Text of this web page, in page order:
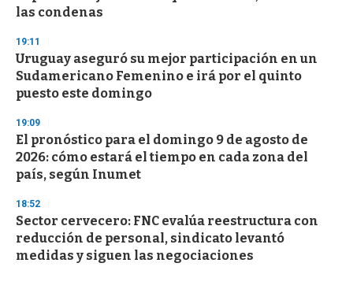
las condenas
19:11
Uruguay aseguró su mejor participación en un
Sudamericano Femenino e irá por el quinto
puesto este domingo
19:09
El pronóstico para el domingo 9 de agosto de
2026: cómo estará el tiempo en cada zona del
país, según Inumet
18:52
Sector cervecero: FNC evalúa reestructura con
reducción de personal, sindicato levantó
medidas y siguen las negociaciones